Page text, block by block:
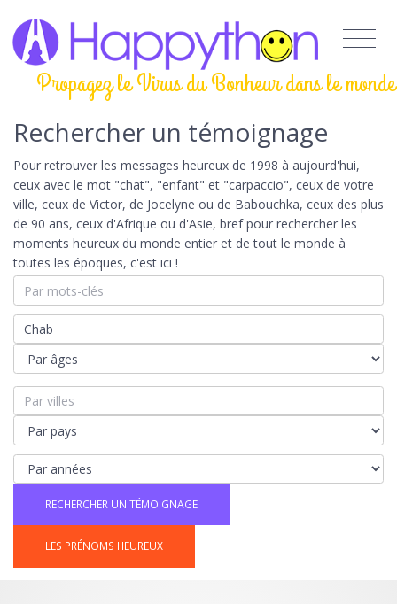
Propagez le Virus du Bonheur dans le monde
Rechercher un témoignage
Pour retrouver les messages heureux de 1998 à aujourd'hui,
ceux avec le mot "chat", "enfant" et "carpaccio", ceux de votre
ville, ceux de Victor, de Jocelyne ou de Babouchka, ceux des plus
de 90 ans, ceux d'Afrique ou d'Asie, bref pour rechercher les
moments heureux du monde entier et de tout le monde à
toutes les époques, c'est ici !
LES PRÉNOMS HEUREUX